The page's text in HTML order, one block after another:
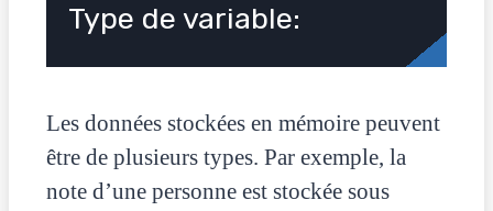
Type de variable:
Les données stockées en mémoire peuvent
être de plusieurs types. Par exemple, la
note d’une personne est stockée sous